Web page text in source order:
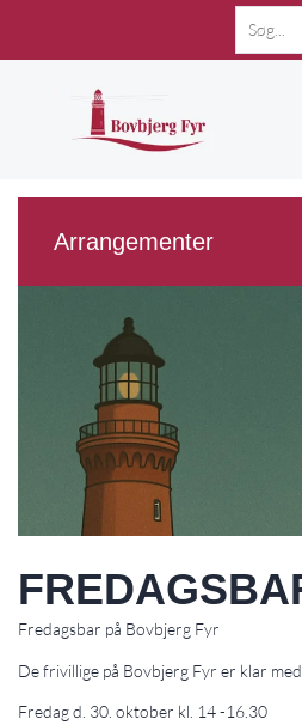
Arrangementer
Fredagsbar på Bovbjerg Fyr
De frivillige på Bovbjerg Fyr er klar
Fredag d. 30. oktober kl. 14 -16.30